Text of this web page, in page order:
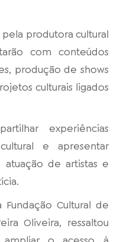
pela produtora cultural
com conteúdos
produção de shows
culturais ligados
experiências
e apresentar
atuação de artistas e
Cultural de
Oliveira, ressaltou